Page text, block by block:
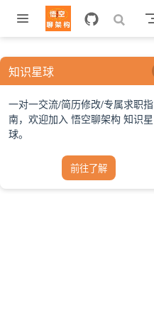
跳至主要內容
知识星球
一对一交流/简历修改/专属求职指
南，欢迎加入 悟空聊架构 知识星
球。
前往了解